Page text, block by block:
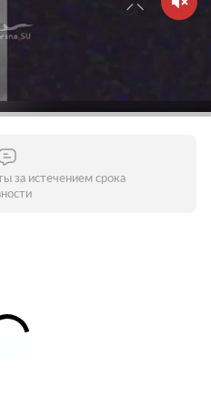
за истечением срока